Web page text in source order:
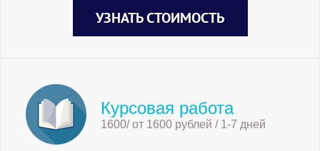
УЗНАТЬ СТОИМОСТЬ
Курсовая работа
1600/ от 1600 рублей / 1-7 дней